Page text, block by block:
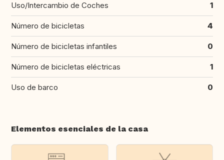
Uso/Intercambio de Coches 1
Número de bicicletas 4
Número de bicicletas infantiles 0
Número de bicicletas eléctricas 1
Uso de barco 0
Elementos esenciales de la casa